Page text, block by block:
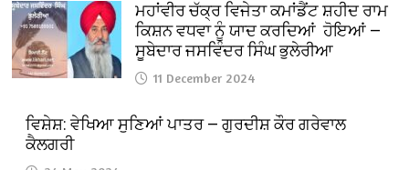
ਮਹਾਂਵੀਰ ਚੱਕ੍ਰ ਵਿਜੇਤਾ ਕਮਾਂਡੈਂਟ ਸ਼ਹੀਦ ਰਾਮ
ਕਿਸ਼ਨ ਵਧਵਾ ਨੂੰ ਯਾਦ ਕਰਦਿਆਂ ਹੋਇਆਂ —
ਸੂਬੇਦਾਰ ਜਸਵਿੰਦਰ ਸਿੰਘ ਭੁਲੇਰੀਆ
11 December 2024
ਵਿਸ਼ੇਸ਼: ਵੇਖਿਆ ਸੁਣਿਆਂ ਪਾਤਰ — ਗੁਰਦੀਸ਼ ਕੌਰ ਗਰੇਵਾਲ
ਕੈਲਗਰੀ